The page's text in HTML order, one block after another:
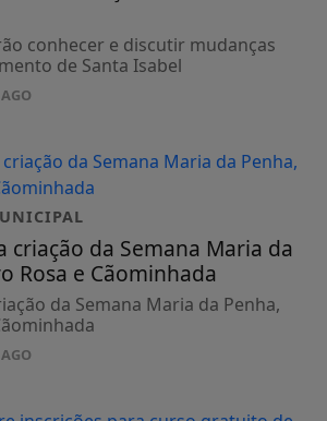
conhecer e discutir mudanças
de Santa Isabel
criação da Semana Maria da
Rosa e Cãominhada
da Semana Maria da Penha,